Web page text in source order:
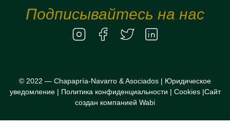
Подписывайтесь на нас
© 2022 — Chapapría-Navarro & Asociados | Юридическое
уведомление| Политика конфиденциальности | Cookies|Сайт
создан компанией Wabi